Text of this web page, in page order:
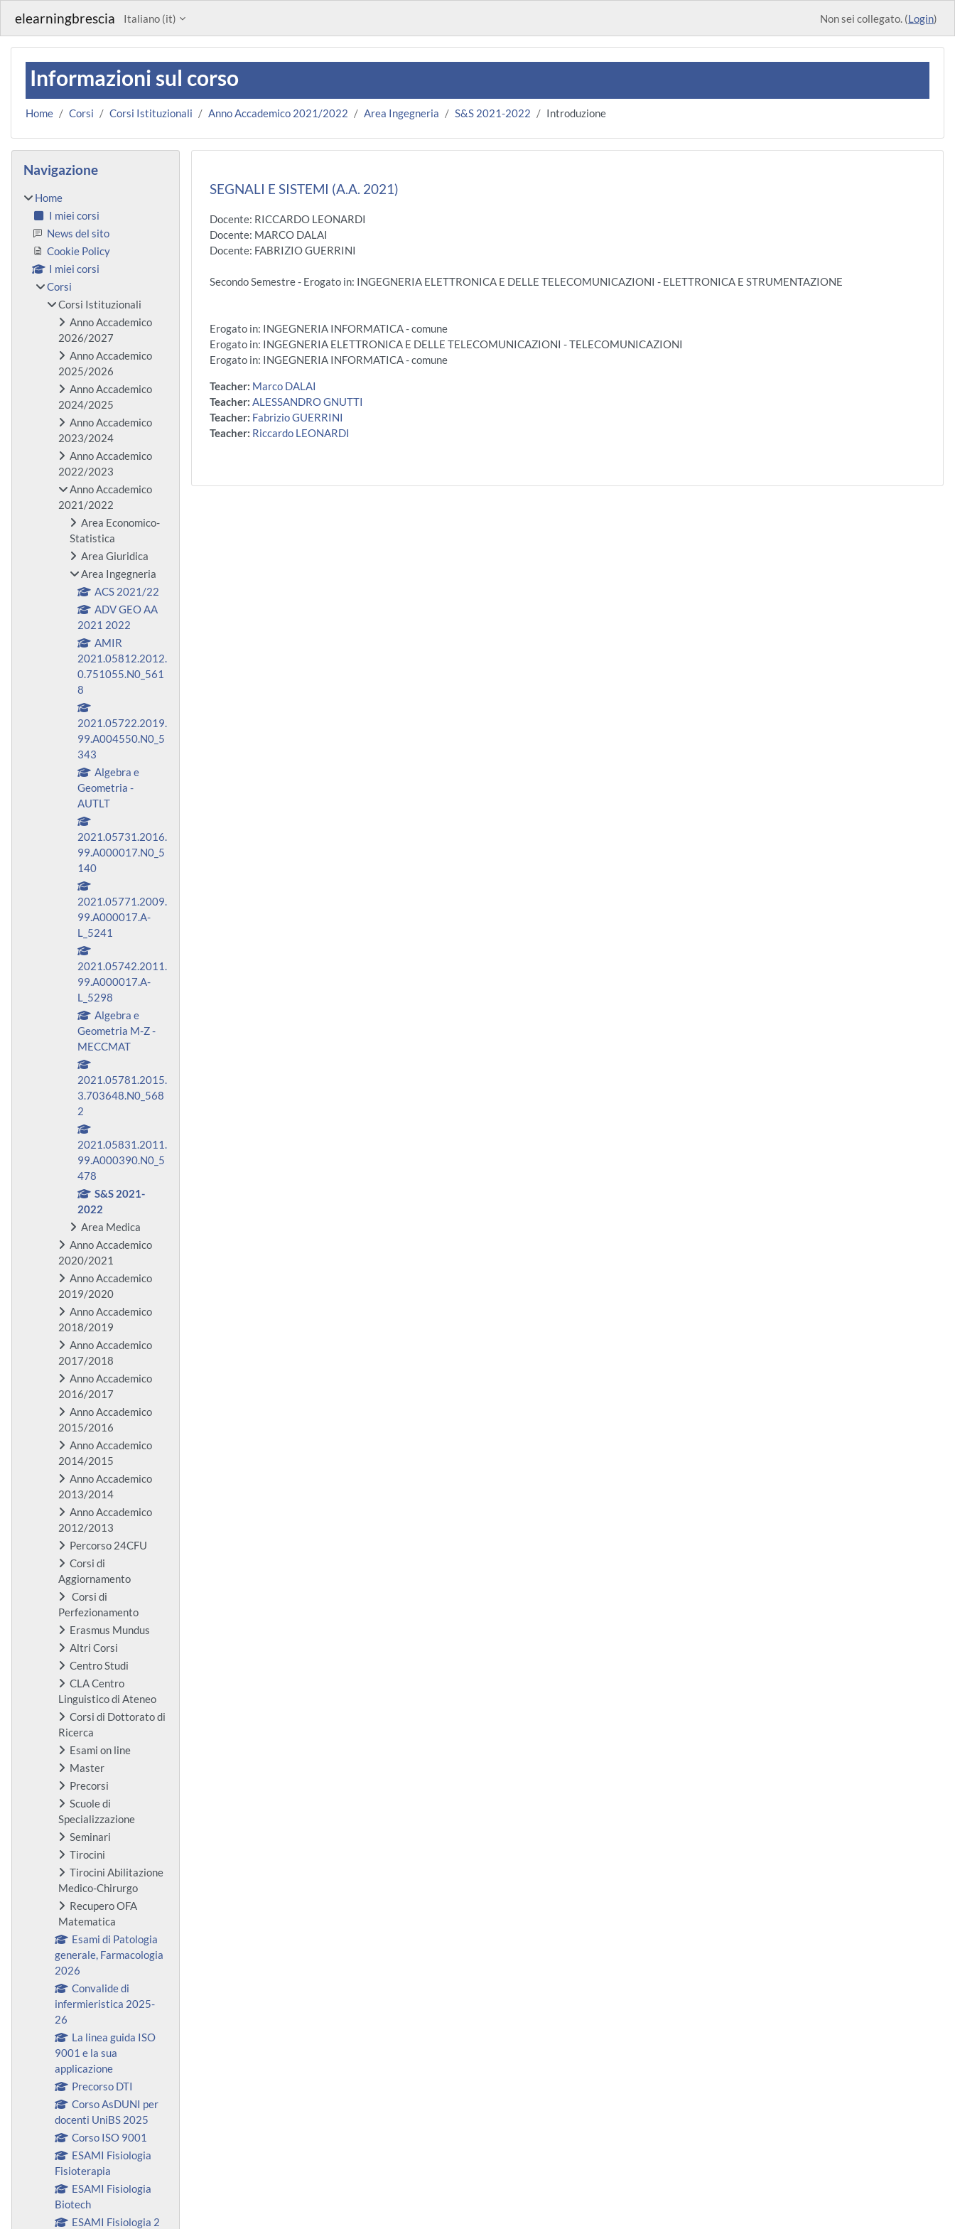
elearningbrescia Italiano ‎(it)‎ Non sei collegato. (Login)
Informazioni sul corso
Home Corsi Corsi Istituzionali Anno Accademico 2021/2022 Area Ingegneria S&S 2021-2022 Introduzione
SEGNALI E SISTEMI (A.A. 2021)
Docente: RICCARDO LEONARDI
Docente: MARCO DALAI
Docente: FABRIZIO GUERRINI
Secondo Semestre - Erogato in: INGEGNERIA ELETTRONICA E DELLE TELECOMUNICAZIONI - ELETTRONICA E STRUMENTAZIONE
Erogato in: INGEGNERIA INFORMATICA - comune
Erogato in: INGEGNERIA ELETTRONICA E DELLE TELECOMUNICAZIONI - TELECOMUNICAZIONI
Erogato in: INGEGNERIA INFORMATICA - comune
Teacher: Marco DALAI
Teacher: ALESSANDRO GNUTTI
Teacher: Fabrizio GUERRINI
Teacher: Riccardo LEONARDI
Blocchi
Navigazione
Home
I miei corsi
News del sito
Cookie Policy
I miei corsi
Corsi
Corsi Istituzionali
Anno Accademico
2026/2027
Anno Accademico
2025/2026
Anno Accademico
2024/2025
Anno Accademico
2023/2024
Anno Accademico
2022/2023
Anno Accademico
2021/2022
Area Economico-
Statistica
Area Giuridica
Area Ingegneria
ACS 2021/22
ADV GEO AA
2021 2022
AMIR
2021.05812.2012.
0.751055.N0_561
8
2021.05722.2019.
99.A004550.N0_5
343
Algebra e
Geometria -
AUTLT
2021.05731.2016.
99.A000017.N0_5
140
2021.05771.2009.
99.A000017.A-
L_5241
2021.05742.2011.
99.A000017.A-
L_5298
Algebra e
Geometria M-Z -
MECCMAT
2021.05781.2015.
3.703648.N0_568
2
2021.05831.2011.
99.A000390.N0_5
478
S&S 2021-
2022
Area Medica
Anno Accademico
2020/2021
Anno Accademico
2019/2020
Anno Accademico
2018/2019
Anno Accademico
2017/2018
Anno Accademico
2016/2017
Anno Accademico
2015/2016
Anno Accademico
2014/2015
Anno Accademico
2013/2014
Anno Accademico
2012/2013
Percorso 24CFU
Corsi di
Aggiornamento
Corsi di
Perfezionamento
Erasmus Mundus
Altri Corsi
Centro Studi
CLA Centro
Linguistico di Ateneo
Corsi di Dottorato di
Ricerca
Esami on line
Master
Precorsi
Scuole di
Specializzazione
Seminari
Tirocini
Tirocini Abilitazione
Medico-Chirurgo
Recupero OFA
Matematica
Esami di Patologia
generale, Farmacologia
2026
Convalide di
infermieristica 2025-
26
La linea guida ISO
9001 e la sua
applicazione
Precorso DTI
Corso AsDUNI per
docenti UniBS 2025
Corso ISO 9001
ESAMI Fisiologia
Fisioterapia
ESAMI Fisiologia
Biotech
ESAMI Fisiologia 2